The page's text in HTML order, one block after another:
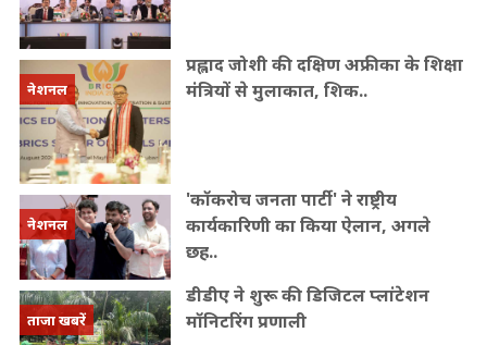
नेशनल
प्रह्लाद जोशी की दक्षिण अफ्रीका के शिक्षा
मंत्रियों से मुलाकात, शिक..
नेशनल
'कॉकरोच जनता पार्टी' ने राष्ट्रीय
कार्यकारिणी का किया ऐलान, अगले
छह..
ताजा खबरें
डीडीए ने शुरू की डिजिटल प्लांटेशन
मॉनिटरिंग प्रणाली